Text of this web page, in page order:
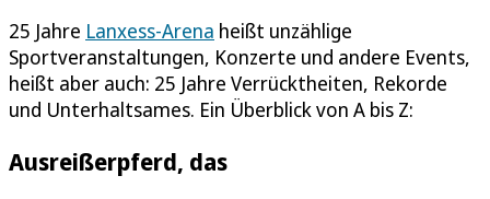
25 Jahre Lanxess-Arena heißt unzählige
Sportveranstaltungen, Konzerte und andere Events,
heißt aber auch: 25 Jahre Verrücktheiten, Rekorde
und Unterhaltsames. Ein Überblick von A bis Z:
Ausreißerpferd, das